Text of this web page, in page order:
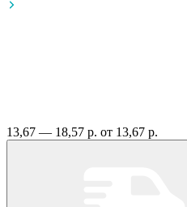
13,67 — 18,57 р. от 13,67 р.